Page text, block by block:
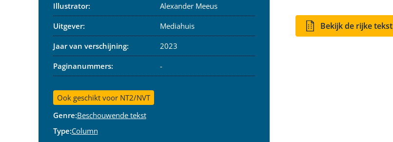
Illustrator: Alexander Meeus
Uitgever: Mediahuis
Jaar van verschijning: 2023
Paginanummers: -
Ook geschikt voor NT2/NVT
Genre:Beschouwende tekst
Type:Column
Bekijk de rijke tekst